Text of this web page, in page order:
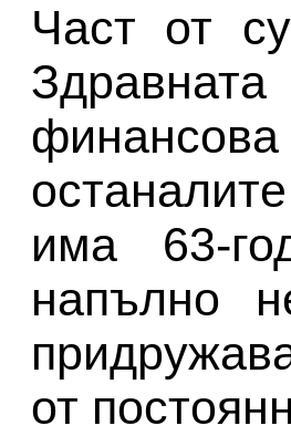
Част от
има 63-
напълно
от